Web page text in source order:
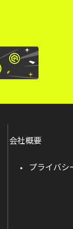
会社概要
プライバシ